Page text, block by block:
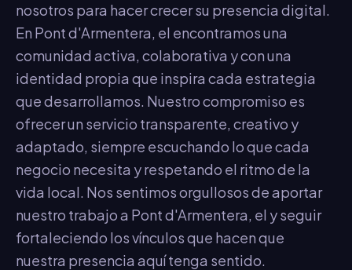
nosotros para hacer crecer su presencia digital.
En Pont d'Armentera, el encontramos una
comunidad activa, colaborativa y con una
identidad propia que inspira cada estrategia
que desarrollamos. Nuestro compromiso es
ofrecer un servicio transparente, creativo y
adaptado, siempre escuchando lo que cada
negocio necesita y respetando el ritmo de la
vida local. Nos sentimos orgullosos de aportar
nuestro trabajo a Pont d'Armentera, el y seguir
fortaleciendo los vínculos que hacen que
nuestra presencia aquí tenga sentido.